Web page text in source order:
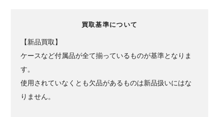
買取基準について
【新品買取】
ケースなど付属品が全て揃っているものが基準となりま
す。
使用されていなくとも欠品があるものは新品扱いにはな
りません。